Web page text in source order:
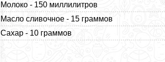
Молоко - 150 миллилитров
Масло сливочное - 15 граммов
Сахар - 10 граммов